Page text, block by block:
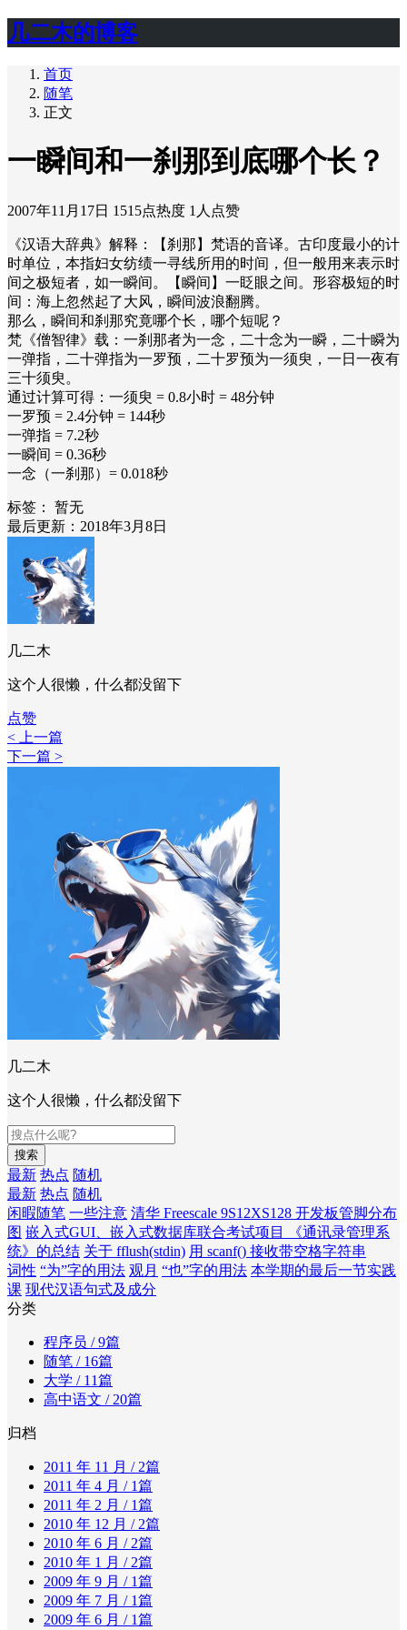
几二木的博客
首页
随笔
正文
一瞬间和一刹那到底哪个长？
2007年11月17日 1515点热度 1人点赞
《汉语大辞典》解释：【刹那】梵语的音译。古印度最小的计
时单位，本指妇女纺绩一寻线所用的时间，但一般用来表示时
间之极短者，如一瞬间。【瞬间】一眨眼之间。形容极短的时
间：海上忽然起了大风，瞬间波浪翻腾。
那么，瞬间和刹那究竟哪个长，哪个短呢？
梵《僧智律》载：一刹那者为一念，二十念为一瞬，二十瞬为
一弹指，二十弹指为一罗预，二十罗预为一须臾，一日一夜有
三十须臾。
通过计算可得：一须臾 = 0.8小时 = 48分钟
一罗预 = 2.4分钟 = 144秒
一弹指 = 7.2秒
一瞬间 = 0.36秒
一念（一刹那）= 0.018秒
标签：
暂无
最后更新：2018年3月8日
几二木
这个人很懒，什么都没留下
点赞
< 上一篇
下一篇 >
几二木
这个人很懒，什么都没留下
搜索
最新 热点 随机
最新 热点 随机
闲暇随笔 一些注意 清华 Freescale 9S12XS128 开发板管脚分布
图 嵌入式GUI、嵌入式数据库联合考试项目 《通讯录管理系
统》的总结 关于 fflush(stdin) 用 scanf() 接收带空格字符串
词性 “为”字的用法 观月 “也”字的用法 本学期的最后一节实践
课 现代汉语句式及成分
分类
程序员 / 9篇
随笔 / 16篇
大学 / 11篇
高中语文 / 20篇
归档
2011 年 11 月 / 2篇
2011 年 4 月 / 1篇
2011 年 2 月 / 1篇
2010 年 12 月 / 2篇
2010 年 6 月 / 2篇
2010 年 1 月 / 2篇
2009 年 9 月 / 1篇
2009 年 7 月 / 1篇
2009 年 6 月 / 1篇